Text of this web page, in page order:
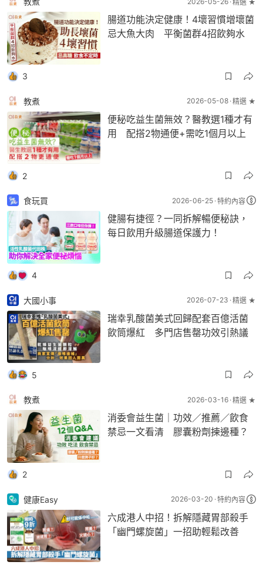
精選 ★
腸道功能決定健康！4壞習慣增壞菌
忌大魚大肉 平衡菌群4招飲夠水
3
教煮 2026-05-08 精選 ★
便秘吃益生菌無效？醫教選1種才有
用 配搭2物通便+需吃1個月以上
2
食玩買 2026-06-25 特約內容
健腸有捷徑？一同拆解暢便秘訣，
每日飲用升級腸道保護力！
4
大國小事 2026-07-23 精選 ★
瑞幸乳酸菌美式回歸配套百億活菌
飲筒爆紅 多門店售罄功效引熱議
5
教煮 2026-03-16 精選 ★
消委會益生菌｜功效／推薦／飲食
禁忌一文看清 膠囊粉劑揀邊種？
2
健康Easy 2026-03-20 特約內容
六成港人中招！拆解隱藏胃部殺手
「幽門螺旋菌」一招助輕鬆改善